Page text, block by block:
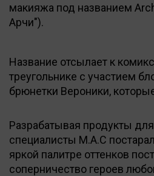
макияжа под названием
Арчи").
Название отсылает к
треугольнике с участием
брюнетки Вероники,
Разрабатывая продукты
специалисты M.A.C
яркой палитре оттенков
соперничество героев